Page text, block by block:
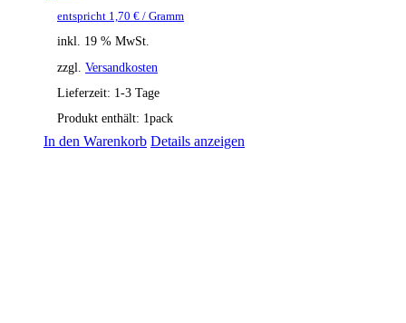
entspricht 1,70 € / Gramm
inkl. 19 % MwSt.
zzgl. Versandkosten
Lieferzeit: 1-3 Tage
Produkt enthält: 1pack
In den Warenkorb Details anzeigen